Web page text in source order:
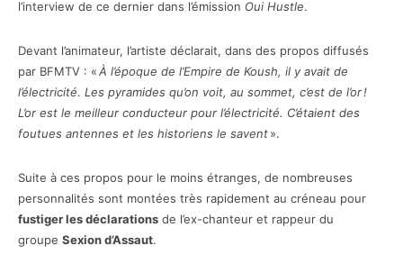
l’interview de ce dernier dans l’émission Oui Hustle.
Devant l’animateur, l’artiste déclarait, dans des propos diffusés
par BFMTV : «À l’époque de l’Empire de Koush, il y avait de
l’électricité. Les pyramides qu’on voit, au sommet, c’est de l’or !
L’or est le meilleur conducteur pour l’électricité. C’étaient des
foutues antennes et les historiens le savent».
Suite à ces propos pour le moins étranges, de nombreuses
personnalités sont montées très rapidement au créneau pour
fustiger les déclarations de l’ex-chanteur et rappeur du
groupe Sexion d’Assaut.